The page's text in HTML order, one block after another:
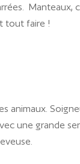
Manteaux,
tout faire !
animaux.
une grande